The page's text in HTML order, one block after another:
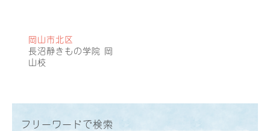
岡山市北区
長沼静きもの学院 岡
山校
フリーワードで検索